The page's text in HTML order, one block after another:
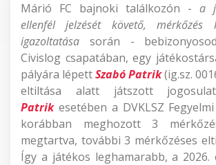
Márió FC bajnoki találkozón - a
ellenfél jelzését követő, mérkőzés
igazoltatása során -
Civislog csapatában, egy
pályára lépettSzabó Patrik(ig.sz.
eltiltása alatt játszott
Patrikesetében a DVKLSZ
korábban meghozott 3
megtartva, további 3 mérkőzéses
Így a játékos leghamarabb, a 2026.